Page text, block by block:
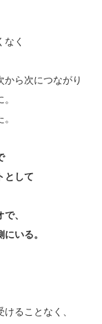
く
から次につながり
として
、
いる。
ることなく、